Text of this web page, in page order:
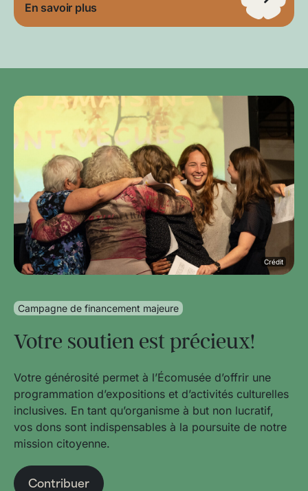
En savoir plus
Crédit
Campagne de financement majeure
Votre soutien est précieux!
Votre générosité permet à l’Écomusée d’offrir une
programmation d’expositions et d’activités culturelles
inclusives. En tant qu’organisme à but non lucratif,
vos dons sont indispensables à la poursuite de notre
mission citoyenne.
Contribuer